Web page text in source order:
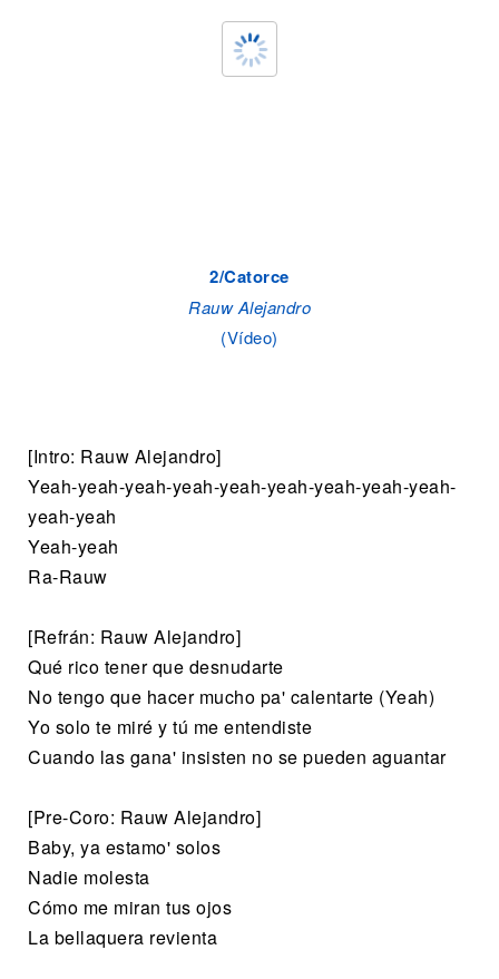
2/Catorce
Rauw Alejandro
(Vídeo)
[Intro: Rauw Alejandro]
Yeah-yeah-yeah-yeah-yeah-yeah-yeah-yeah-yeah-
yeah-yeah
Yeah-yeah
Ra-Rauw
[Refrán: Rauw Alejandro]
Qué rico tener que desnudarte
No tengo que hacer mucho pa' calentarte (Yeah)
Yo solo te miré y tú me entendiste
Cuando las gana' insisten no se pueden aguantar
[Pre-Coro: Rauw Alejandro]
Baby, ya estamo' solos
Nadie molesta
Cómo me miran tus ojos
La bellaquera revienta